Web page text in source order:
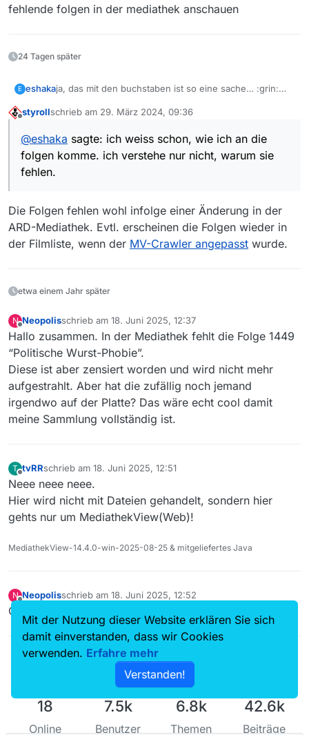
fehlende folgen in der mediathek anschauen
24 Tagen später
E eshakaja, das mit den buchstaben ist so eine sache… :grin:
ich verstehe nur nicht, warum sie fehlen.
ich habe das bei mir so eingerichtet:
suche ausgeführt, alle folgen im br auch
zukünftige.
dann werden alle neuen folgen heruntergeladen
und ich kann sie mir offlline anschauen
wie gesagt, es geht mir mehr ums verstehen. ich
styrollschrieb am 29. März 2024, 09:36
zuletzt editiert von
@eshaka sagte: ich weiss schon, wie ich an die
folgen komme. ich verstehe nur nicht, warum sie
fehlen.
Die Folgen fehlen wohl infolge einer Änderung in der
ARD-Mediathek. Evtl. erscheinen die Folgen wieder in
der Filmliste, wenn der MV-Crawler angepasst wurde.
etwa einem Jahr später
N
Offline
Neopolisschrieb am 18. Juni 2025, 12:37
zuletzt editiert von
Hallo zusammen. In der Mediathek fehlt die Folge 1449
“Politische Wurst-Phobie”.
Diese ist aber zensiert worden und wird nicht mehr
aufgestrahlt. Aber hat die zufällig noch jemand
irgendwo auf der Platte? Das wäre echt cool damit
meine Sammlung vollständig ist.
T tvRRschrieb am 18. Juni 2025, 12:51
zuletzt editiert von
Neee neee neee.
Hier wird nicht mit Dateien gehandelt, sondern hier
gehts nur um MediathekView(Web)!
MediathekView-14.4.0-win-2025-08-25 & mitgeliefertes Java
N Neopolisschrieb am 18. Juni 2025, 12:52
zuletzt editiert von
Okay passt! :-) Kein Problem.
18
Online
7.5k
Benutzer
6.8k
Themen
42.6k
Beiträge
Mit der Nutzung dieser Website erklären Sie sich
damit einverstanden, dass wir Cookies
verwenden. Erfahre mehr
Verstanden!